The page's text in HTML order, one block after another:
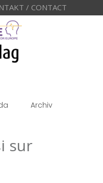
/ CONTACT
Archiv
sur